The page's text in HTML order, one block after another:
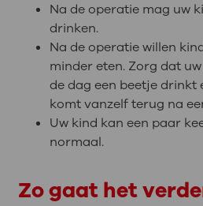
Na de operatie mag uw
drinken.
Na de operatie willen
minder eten. Zorg dat
de dag een beetje drinkt
komt vanzelf terug na
Uw kind kan een paar
normaal.
Zo gaat het